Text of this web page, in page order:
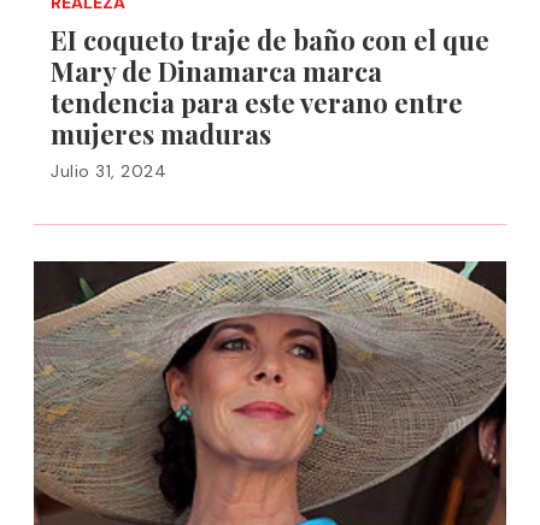
EI coqueto traje de baño con el que
Mary de Dinamarca marca
tendencia para este verano entre
mujeres maduras
Julio 31, 2024